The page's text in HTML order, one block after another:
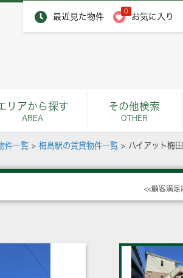
最近見た物件
0
お気に入り
リアから探す
AREA
その他検索
OTHER
件一覧 > 梅島駅の賃貸物件一覧 > ハイアット梅田
<<顧客満足